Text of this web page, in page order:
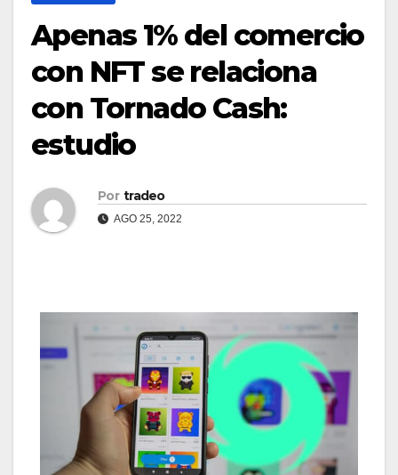
Apenas 1% del comercio
con NFT se relaciona
con Tornado Cash:
estudio
Por tradeo
AGO 25, 2022